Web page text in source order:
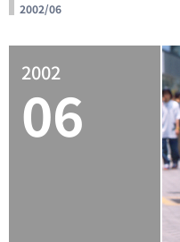
2002/06
2002
06